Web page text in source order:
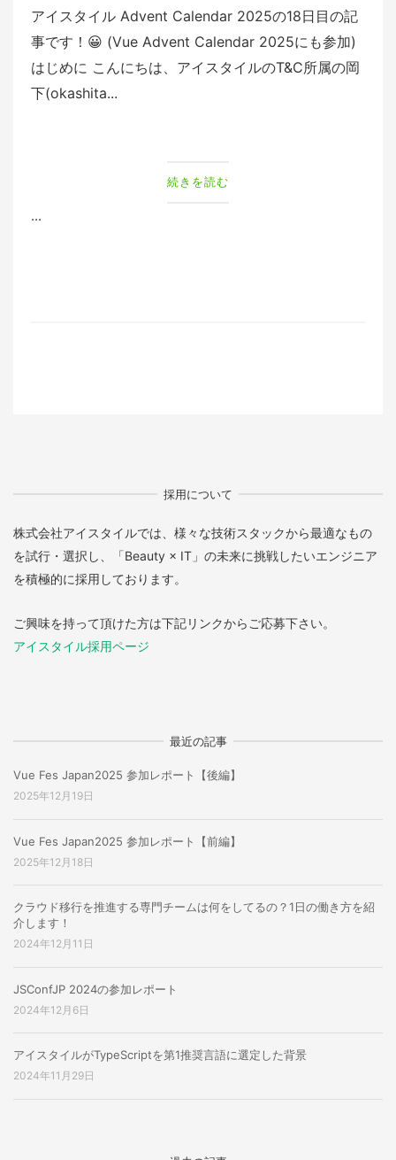
アイスタイル Advent Calendar 2025の18日目の記
事です！😀 (Vue Advent Calendar 2025にも参加)
はじめに こんにちは、アイスタイルのT&C所属の岡
下(okashita...
続きを読む
...
採用について
株式会社アイスタイルでは、様々な技術スタックから最適なもの
を試行・選択し、「Beauty × IT」の未来に挑戦したいエンジニア
を積極的に採用しております。
ご興味を持って頂けた方は下記リンクからご応募下さい。
アイスタイル採用ページ
最近の記事
Vue Fes Japan2025 参加レポート【後編】
2025年12月19日
Vue Fes Japan2025 参加レポート【前編】
2025年12月18日
クラウド移行を推進する専門チームは何をしてるの？1日の働き方を紹
介します！
2024年12月11日
JSConfJP 2024の参加レポート
2024年12月6日
アイスタイルがTypeScriptを第1推奨言語に選定した背景
2024年11月29日